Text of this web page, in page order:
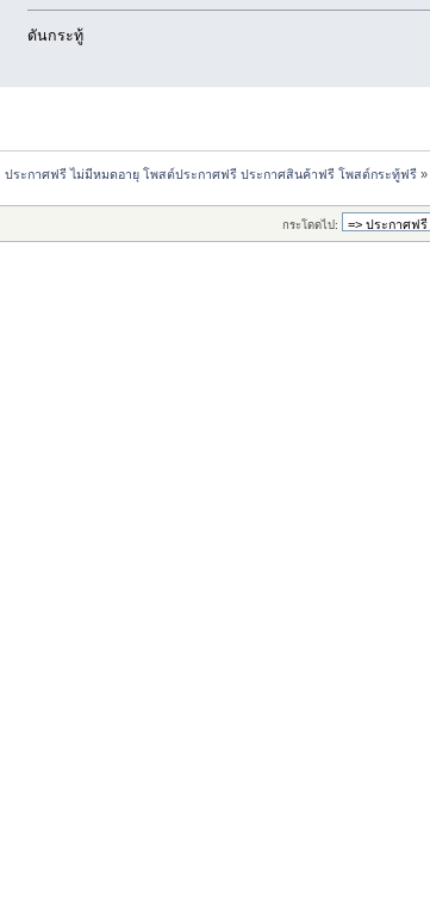
ดันกระทู้
ประกาศฟรี ไม่มีหมดอายุ โพสต์ประกาศฟรี ประกาศสินค้าฟรี โพสต์กระทู้ฟรี»
กระโดดไป: